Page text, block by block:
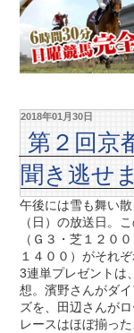
2018年01月30日
第２回京
聞き逃せ
午後には雪も舞い
（日）の放送日。
（Ｇ３・芝１２０
１４００）がそれ
3連単プレゼントは
想。濱野さんがダ
ズを、田辺さんが
レースはほぼ揃っ